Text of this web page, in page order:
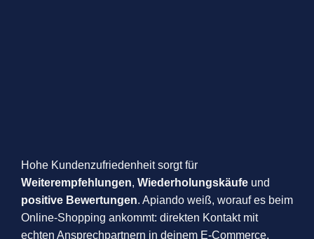
Hohe Kundenzufriedenheit sorgt für
Weiterempfehlungen, Wiederholungskäufe und
positive Bewertungen. Apiando weiß, worauf es beim
Online-Shopping ankommt: direkten Kontakt mit
echten Ansprechpartnern in deinem E-Commerce,